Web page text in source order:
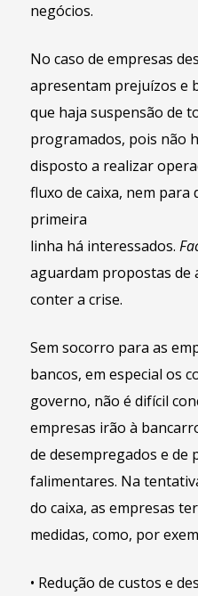
negócios.
No caso de empresas
apresentam prejuízos e
que haja suspensão de
programados, pois não
disposto a realizar
fluxo de caixa, nem para
primeira
linha há interessados.
aguardam propostas de
conter a crise.
Sem socorro para as
bancos, em especial os
governo, não é difícil
empresas irão à
de desempregados e de
falimentares. Na
do caixa, as empresas
medidas, como, por
• Redução de custos e